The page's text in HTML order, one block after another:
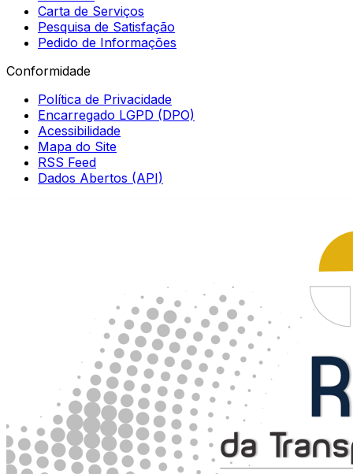
Carta de Serviços
Pesquisa de Satisfação
Pedido de Informações
Conformidade
Política de Privacidade
Encarregado LGPD (DPO)
Acessibilidade
Mapa do Site
RSS Feed
Dados Abertos (API)